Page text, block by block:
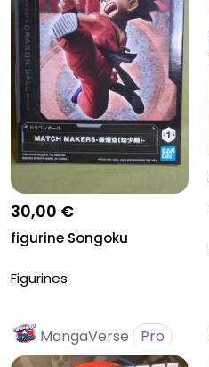
30,00 €
figurine Songoku
Figurines
MangaVerse Pro